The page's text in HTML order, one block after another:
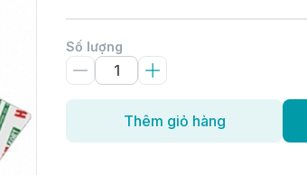
Số lượng
Thêm giỏ hàng